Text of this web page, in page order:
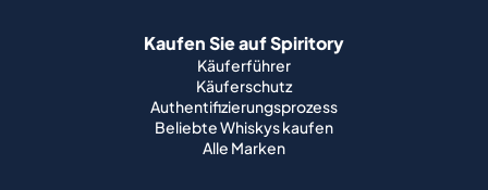
Kaufen Sie auf Spiritory
Käuferführer
Käuferschutz
Authentifizierungsprozess
Beliebte Whiskys kaufen
Alle Marken